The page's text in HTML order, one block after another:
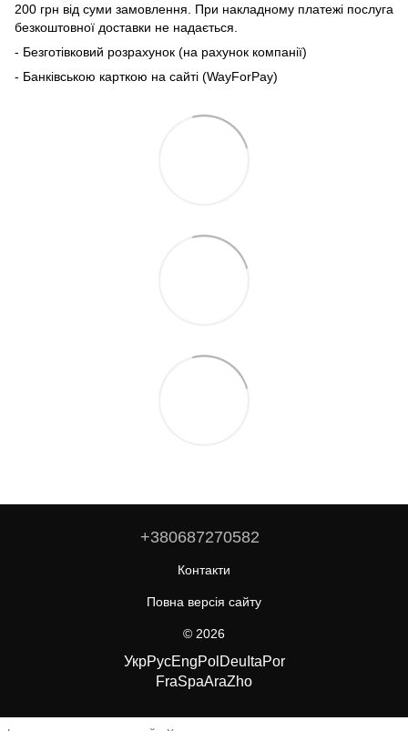
200 грн від суми замовлення. При накладному платежі послуга
безкоштовної доставки не надається.
- Безготівковий розрахунок (на рахунок компанії)
- Банківською карткою на сайті (WayForPay)
+380687270582
Контакти
Повна версія сайту
© 2026
УкрРусEngPol Deu ItaPor
FraSpaAraZho